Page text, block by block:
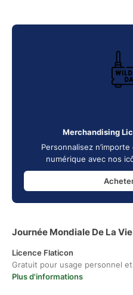
Merchandising
Personnalisez
numérique avec nos
Journée Mondiale De La
Licence Flaticon
Gratuit pour usage personnel
Plus d'informations